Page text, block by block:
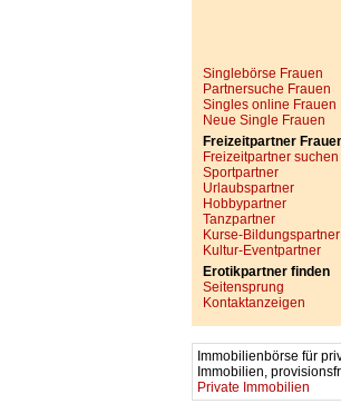
Singlebörse Frauen
Partnersuche Frauen
Singles online Frauen
Neue Single Frauen
Freizeitpartner
Freizeitpartner suchen
Sportpartner
Urlaubspartner
Hobbypartner
Tanzpartner
Kurse-Bildungspartner
Kultur-Eventpartner
Erotikpartner finden
Seitensprung
Kontaktanzeigen
Immobilienbörse für
Immobilien,
Private Immobilien